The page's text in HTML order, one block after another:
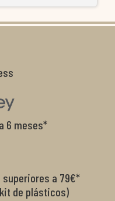
6 meses*
superiores a 79€*
de plásticos)